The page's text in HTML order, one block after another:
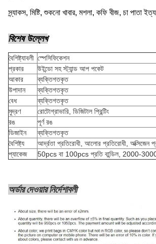
স্ন্যাকস, মিষ্টি, শুকনো খাবার, মশলা, কফি বীজ, চা পাতা
বিশেষ উল্লেখ
বৈশিষ্ট্যাবলী স্পেসিফিকেশন
প্রকার
উইন্ডো সহ স্ট্যান্ড আপ পকেট
আকার
ব্যক্তিগতকৃত
উপাদান
ব্যক্তিগতকৃত
বেধ
ব্যক্তিগতকৃত
মুদ্রণ
রোটোগ্রাভারি, ডিজিটাল প্রিন্টিং
রঙ
পূর্ণ রঙ
ডিজাইন
ব্যক্তিগতকৃত
বৈশিষ্ট্য
আর্দ্রতা প্রতিরোধী, আলোর প্রতিরোধী, অক্সিজেন
প্যাকেজ
50pcs বা 100pcs প্রতি বান্ডিল, 2000-
অর্ডার দেওয়ার নির্দেশাবলী